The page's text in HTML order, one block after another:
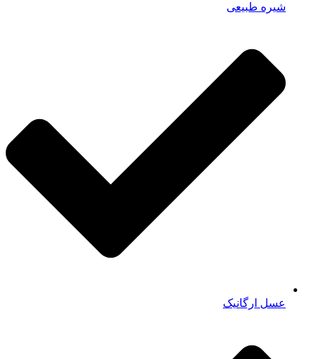
شیره طبیعی
عسل ارگانیک